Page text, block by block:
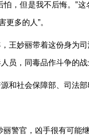
怕，但是我不后悔。”
更多的人”。
王妙丽带着这份身为
员，同毒品作斗争的战
和社会保障部、司法
丽警官，凶手很有可能